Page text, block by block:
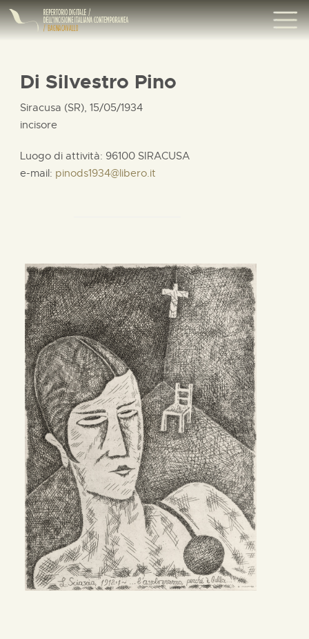
Di Silvestro Pino
Siracusa (SR), 15/05/1934
incisore
Luogo di attività: 96100 SIRACUSA
e-mail: pinods1934@libero.it